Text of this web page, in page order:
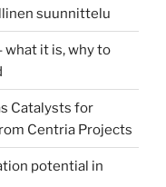
suunnittelu
what it is, why to
Catalysts for
Centria Projects
potential in